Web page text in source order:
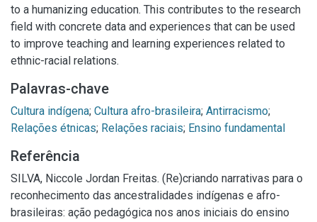
to a humanizing education. This contributes to the research
field with concrete data and experiences that can be used
to improve teaching and learning experiences related to
ethnic-racial relations.
Palavras-chave
Cultura indígena; Cultura afro-brasileira; Antirracismo;
Relações étnicas; Relações raciais; Ensino fundamental
Referência
SILVA, Niccole Jordan Freitas. (Re)criando narrativas para o
reconhecimento das ancestralidades indígenas e afro-
brasileiras: ação pedagógica nos anos iniciais do ensino